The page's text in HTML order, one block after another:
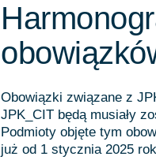
Obowiązki związane z
JPK_CIT będą musiały
Podmioty objęte tym
już od 1 stycznia 2025